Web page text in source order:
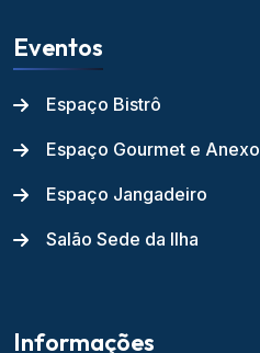
Eventos
Espaço Bistrô
Espaço Gourmet e Anexo
Espaço Jangadeiro
Salão Sede da Ilha
Informações